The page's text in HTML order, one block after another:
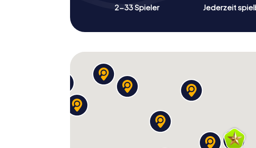
2-33 Spieler Jederzeit